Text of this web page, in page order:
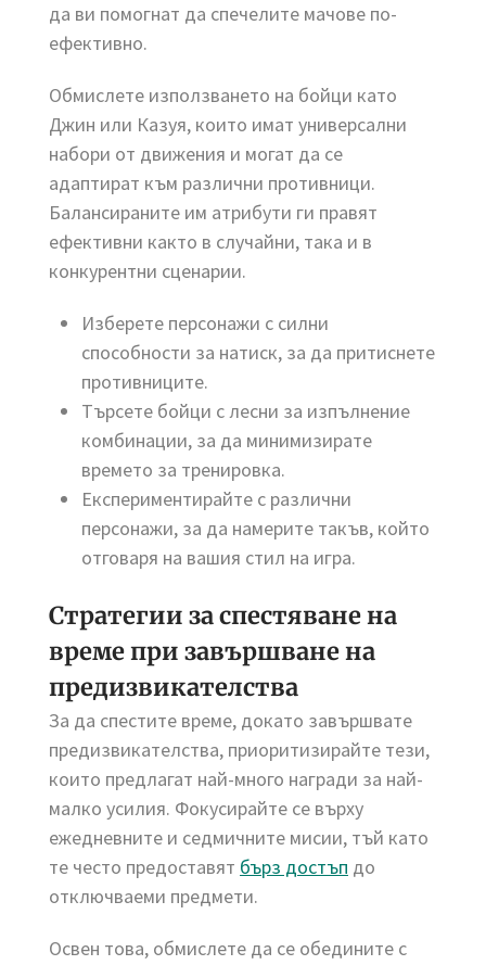
да ви помогнат да спечелите мачове по-
ефективно.
Обмислете използването на бойци като
Джин или Казуя, които имат универсални
набори от движения и могат да се
адаптират към различни противници.
Балансираните им атрибути ги правят
ефективни както в случайни, така и в
конкурентни сценарии.
Изберете персонажи с силни
способности за натиск, за да притиснете
противниците.
Търсете бойци с лесни за изпълнение
комбинации, за да минимизирате
времето за тренировка.
Експериментирайте с различни
персонажи, за да намерите такъв, който
отговаря на вашия стил на игра.
Стратегии за спестяване на
време при завършване на
предизвикателства
За да спестите време, докато завършвате
предизвикателства, приоритизирайте тези,
които предлагат най-много награди за най-
малко усилия. Фокусирайте се върху
ежедневните и седмичните мисии, тъй като
те често предоставят бърз достъп до
отключваеми предмети.
Освен това, обмислете да се обедините с